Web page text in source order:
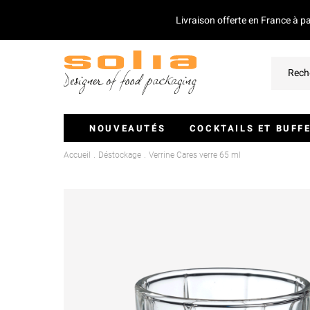
Livraison offerte en France à
NOUVEAUTÉS COCKTAILS ET
Verrines Et Monoportions
Piques Et Mini Couverts
Accueil Déstockage Verrine Cares verre 65 ml